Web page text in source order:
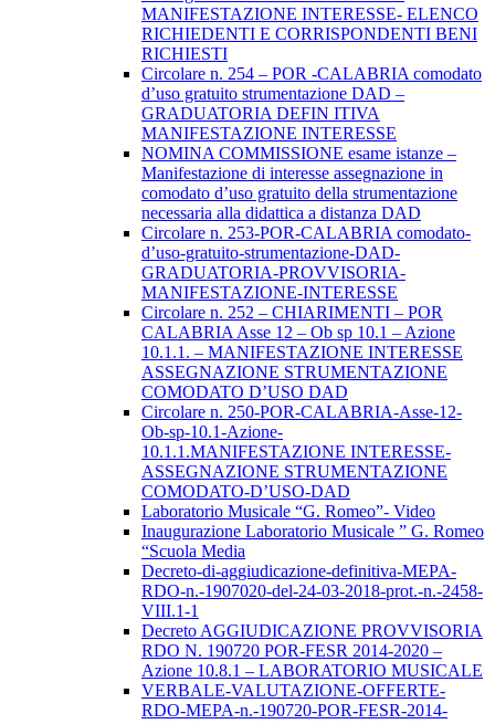
MANIFESTAZIONE INTERESSE- ELENCO
RICHIEDENTI E CORRISPONDENTI BENI
RICHIESTI
Circolare n. 254 – POR -CALABRIA comodato
d’uso gratuito strumentazione DAD –
GRADUATORIA DEFIN ITIVA
MANIFESTAZIONE INTERESSE
NOMINA COMMISSIONE esame istanze –
Manifestazione di interesse assegnazione in
comodato d’uso gratuito della strumentazione
necessaria alla didattica a distanza DAD
Circolare n. 253-POR-CALABRIA comodato-
d’uso-gratuito-strumentazione-DAD-
GRADUATORIA-PROVVISORIA-
MANIFESTAZIONE-INTERESSE
Circolare n. 252 – CHIARIMENTI – POR
CALABRIA Asse 12 – Ob sp 10.1 – Azione
10.1.1. – MANIFESTAZIONE INTERESSE
ASSEGNAZIONE STRUMENTAZIONE
COMODATO D’USO DAD
Circolare n. 250-POR-CALABRIA-Asse-12-
Ob-sp-10.1-Azione-
10.1.1.MANIFESTAZIONE INTERESSE-
ASSEGNAZIONE STRUMENTAZIONE
COMODATO-D’USO-DAD
Laboratorio Musicale “G. Romeo”- Video
Inaugurazione Laboratorio Musicale ” G. Romeo
“Scuola Media
Decreto-di-aggiudicazione-definitiva-MEPA-
RDO-n.-1907020-del-24-03-2018-prot.-n.-2458-
VIII.1-1
Decreto AGGIUDICAZIONE PROVVISORIA
RDO N. 190720 POR-FESR 2014-2020 –
Azione 10.8.1 – LABORATORIO MUSICALE
VERBALE-VALUTAZIONE-OFFERTE-
RDO-MEPA-n.-190720-POR-FESR-2014-